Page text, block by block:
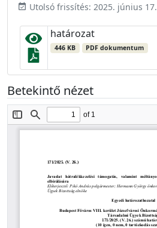
event_available Utolsó frissítés: 2025. június 17.
határozat
446 KB PDF dokumentum
Betekintő nézet